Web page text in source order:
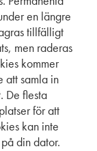
en längre
tillfälligt
men raderas
kommer
att samla in
De flesta
för att
kan inte
din dator.